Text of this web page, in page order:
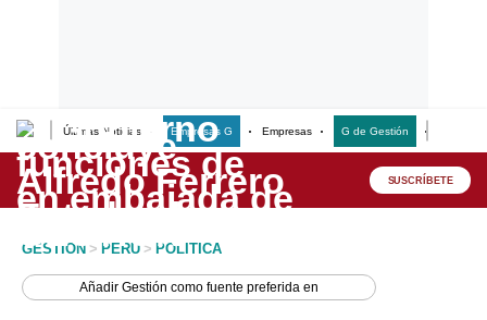
Últimas Noticias Empresas G Empresas G de Gestión
Lo último
Peru Quiosco SUSCRÍBETE
GESTION > PERU > POLITICA
AñadirGestión como fuente preferida en